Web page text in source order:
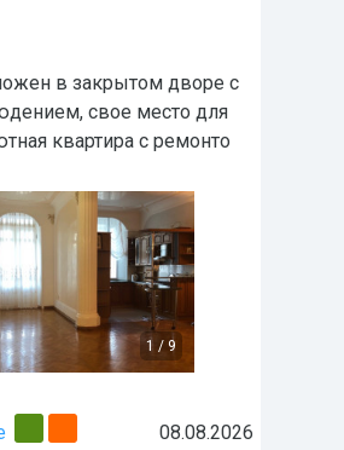
в закрытом дворе с
свое место для
квартира с ремонто
1 / 9
08.08.2026